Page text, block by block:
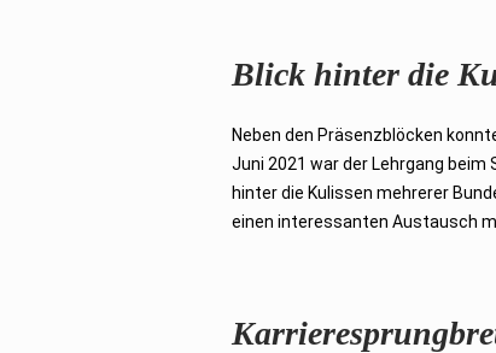
Blick hinter die
Neben den Präsenzblöcken
Juni 2021 war der Lehrgang
hinter die Kulissen mehrerer
einen interessanten Austausch